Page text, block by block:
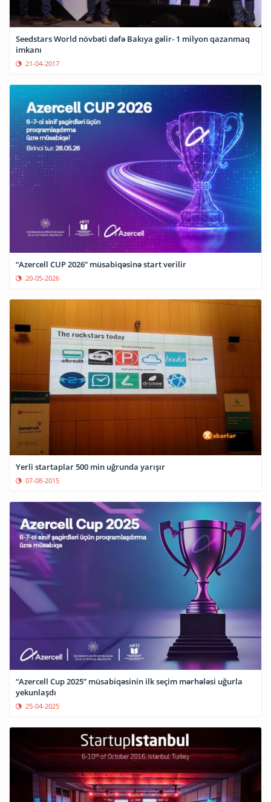
Seedstars World növbəti dəfə Bakıya gəlir- 1 milyon qazanmaq
imkanı
21-04-2017
“Azercell CUP 2026” müsabiqəsinə start verilir
20-05-2026
Yerli startaplar 500 min uğrunda yarışır
07-08-2015
“Azercell Cup 2025” müsabiqəsinin ilk seçim mərhələsi uğurla
yekunlaşdı
25-04-2025